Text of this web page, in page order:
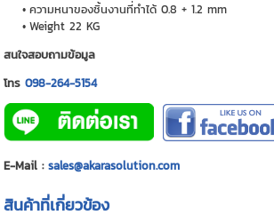
ความหนาของชิ้นงานที่ทำได้ 0.8 + 1.2 mm
Weight 22 KG
สนใจสอบถามข้อมูล
โทร098-264-5154
E-Mail :sales@akarasolution.com
สินค้าที่เกี่ยวข้อง